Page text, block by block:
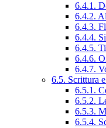
6.4.1.
6.4.2.
6.4.3.
6.4.4.
6.4.5.
6.4.6.
6.4.7.
6.5. Scrittura
6.5.1.
6.5.2.
6.5.3.
6.5.4.